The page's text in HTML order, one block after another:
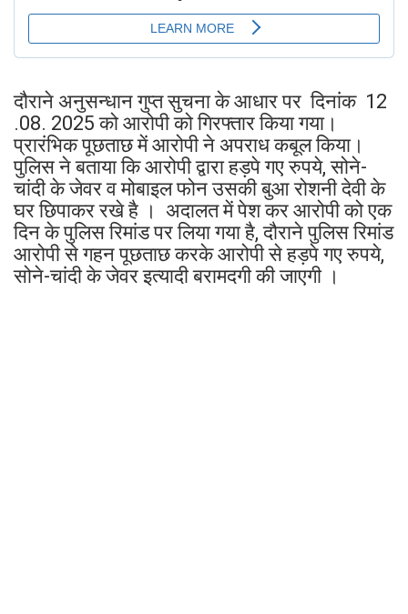
दौराने अनुसन्धान गुप्त सुचना के आधार पर दिनांक 12
.08. 2025 को आरोपी को गिरफ्तार किया गया।
प्रारंभिक पूछताछ में आरोपी ने अपराध कबूल किया।
पुलिस ने बताया कि आरोपी द्वारा हड़पे गए रुपये, सोने-
चांदी के जेवर व मोबाइल फोन उसकी बुआ रोशनी देवी के
घर छिपाकर रखे है । अदालत में पेश कर आरोपी को एक
दिन के पुलिस रिमांड पर लिया गया है, दौराने पुलिस रिमांड
आरोपी से गहन पूछताछ करके आरोपी से हड़पे गए रुपये,
सोने-चांदी के जेवर इत्यादी बरामदगी की जाएगी ।